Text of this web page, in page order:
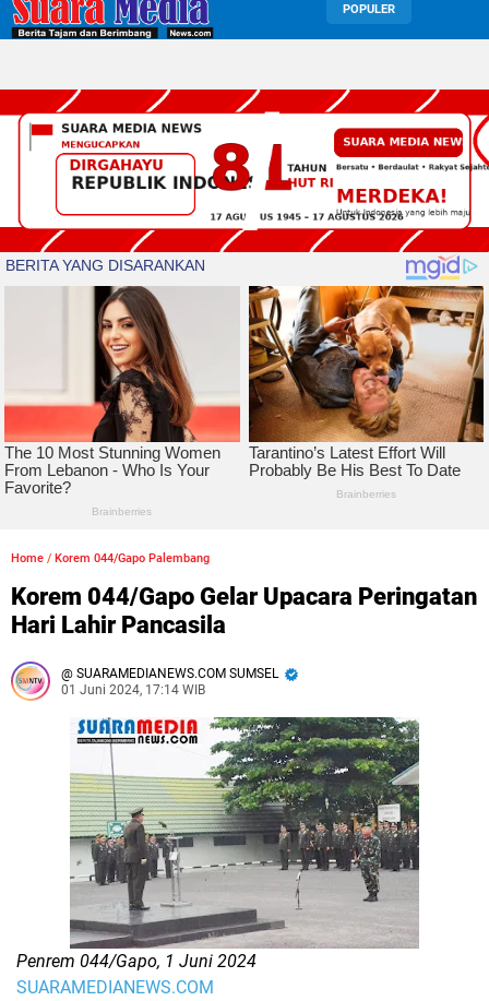
POPULER
Home / Korem 044/Gapo Palembang
Korem 044/Gapo Gelar Upacara Peringatan
Hari Lahir Pancasila
SUARAMEDIANEWS.COM SUMSEL
01 Juni 2024, 17:14 WIB
Penrem 044/Gapo, 1 Juni 2024
SUARAMEDIANEWS.COM